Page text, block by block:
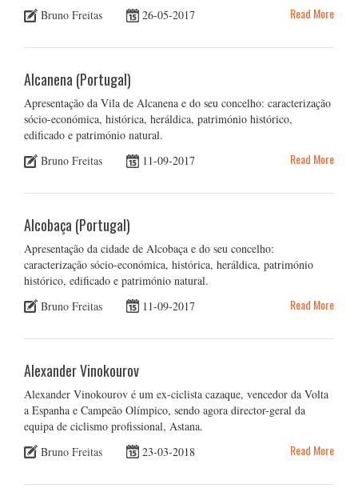
Bruno Freitas
26-05-2017 Read More
Alcanena (Portugal)
Apresentação da Vila de Alcanena e do seu concelho: caracterização
sócio-económica, histórica, heráldica, património histórico,
edificado e património natural.
Bruno Freitas
11-09-2017 Read More
Alcobaça (Portugal)
Apresentação da cidade de Alcobaça e do seu concelho:
caracterização sócio-económica, histórica, heráldica, património
histórico, edificado e património natural.
Bruno Freitas
11-09-2017 Read More
Alexander Vinokourov
Alexander Vinokourov é um ex-ciclista cazaque, vencedor da Volta
a Espanha e Campeão Olímpico, sendo agora director-geral da
equipa de ciclismo profissional, Astana.
Bruno Freitas
23-03-2018 Read More